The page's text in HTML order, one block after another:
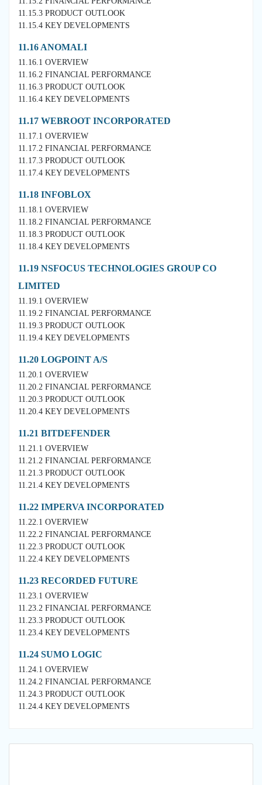
11.15.3 PRODUCT OUTLOOK
11.15.4 KEY DEVELOPMENTS
11.16 ANOMALI
11.16.1 OVERVIEW
11.16.2 FINANCIAL PERFORMANCE
11.16.3 PRODUCT OUTLOOK
11.16.4 KEY DEVELOPMENTS
11.17 WEBROOT INCORPORATED
11.17.1 OVERVIEW
11.17.2 FINANCIAL PERFORMANCE
11.17.3 PRODUCT OUTLOOK
11.17.4 KEY DEVELOPMENTS
11.18 INFOBLOX
11.18.1 OVERVIEW
11.18.2 FINANCIAL PERFORMANCE
11.18.3 PRODUCT OUTLOOK
11.18.4 KEY DEVELOPMENTS
11.19 NSFOCUS TECHNOLOGIES GROUP CO
LIMITED
11.19.1 OVERVIEW
11.19.2 FINANCIAL PERFORMANCE
11.19.3 PRODUCT OUTLOOK
11.19.4 KEY DEVELOPMENTS
11.20 LOGPOINT A/S
11.20.1 OVERVIEW
11.20.2 FINANCIAL PERFORMANCE
11.20.3 PRODUCT OUTLOOK
11.20.4 KEY DEVELOPMENTS
11.21 BITDEFENDER
11.21.1 OVERVIEW
11.21.2 FINANCIAL PERFORMANCE
11.21.3 PRODUCT OUTLOOK
11.21.4 KEY DEVELOPMENTS
11.22 IMPERVA INCORPORATED
11.22.1 OVERVIEW
11.22.2 FINANCIAL PERFORMANCE
11.22.3 PRODUCT OUTLOOK
11.22.4 KEY DEVELOPMENTS
11.23 RECORDED FUTURE
11.23.1 OVERVIEW
11.23.2 FINANCIAL PERFORMANCE
11.23.3 PRODUCT OUTLOOK
11.23.4 KEY DEVELOPMENTS
11.24 SUMO LOGIC
11.24.1 OVERVIEW
11.24.2 FINANCIAL PERFORMANCE
11.24.3 PRODUCT OUTLOOK
11.24.4 KEY DEVELOPMENTS